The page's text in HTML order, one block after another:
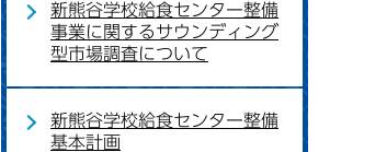
新熊谷学校給食センター整備
事業に関するサウンディング
型市場調査について
新熊谷学校給食センター整備
基本計画